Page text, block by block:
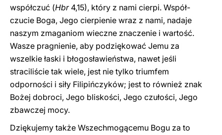
współczuć (Hbr4,15), który z nami cierpi. Współ-
czucie Boga, Jego cierpienie wraz z nami, nadaje
naszym zmaganiom wieczne znaczenie i wartość.
Wasze pragnienie, aby podziękować Jemu za
wszelkie łaski i błogosławieństwa, nawet jeśli
straciliście tak wiele, jest nie tylko triumfem
odporności i siły Filipińczyków; jest to również znak
Bożej dobroci, Jego bliskości, Jego czułości, Jego
zbawczej mocy.
Dziękujemy także Wszechmogącemu Bogu za to